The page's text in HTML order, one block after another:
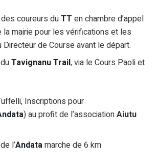
coureurs duTT en chambre d’appel
la mairie pour les vérifications et les
de Course avant le départ.
Tavignanu Trail, via le Cours Paoli et
Inscriptions pour
) au profit de l’associationAiutu
l’Andatamarche de 6 km